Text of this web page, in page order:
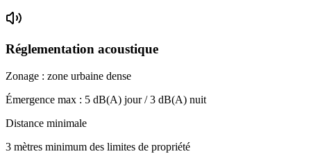
Réglementation acoustique
Zonage : zone urbaine dense
Émergence max : 5 dB(A) jour /3 dB(A) nuit
Distance minimale
3 mètres minimum des limites de propriété